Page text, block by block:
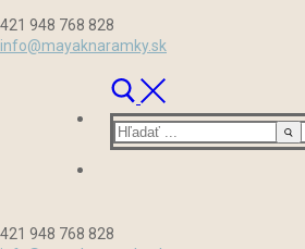
na
421 948 768 828
info@mayaknaramky.sk
Hľadať:
421 948 768 828